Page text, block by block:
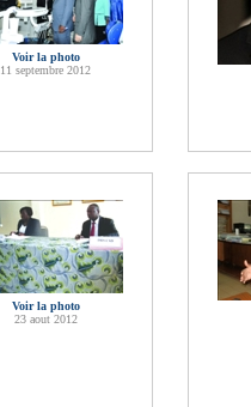
Voir la photo
11 septembre 2012
Voir la photo
23 aout 2012